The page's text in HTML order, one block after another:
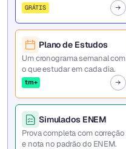
GRÁTIS
Plano de Estudos
Um cronograma semanal com
o que estudar em cada dia.
tm+
Simulados ENEM
Prova completa com correção
e nota no padrão do ENEM.